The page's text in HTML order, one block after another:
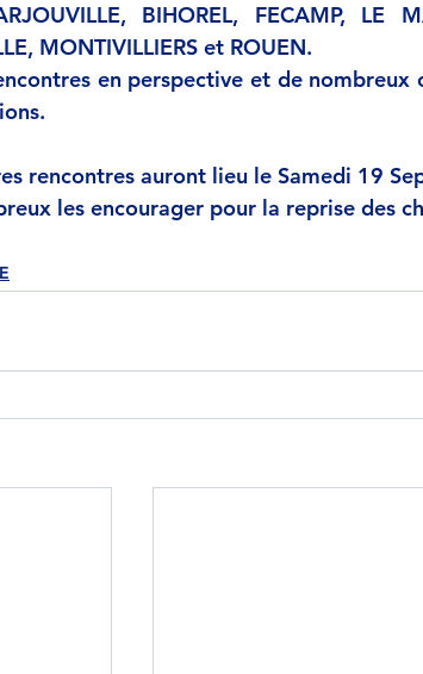
BIHOREL, FECAMP, LE
MONTIVILLIERS et ROUEN.
en perspective et de nombreux
rencontres auront lieu le Samedi 19
les encourager pour la reprise des